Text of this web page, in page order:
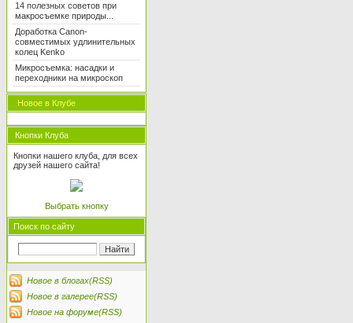
14 полезных советов при
макросъемке природы...
Доработка Canon-
совместимых удлинительных
колец Kenko
Микросъемка: насадки и
переходники на микроскоп
Новое в Клубе
Кнопки Клуба
Кнопки нашего клуба, для всех
друзей нашего сайта!
Выбрать кнопку
Поиск по сайту
Новое в блогах(RSS)
Новое в галерее(RSS)
Новое на форуме(RSS)